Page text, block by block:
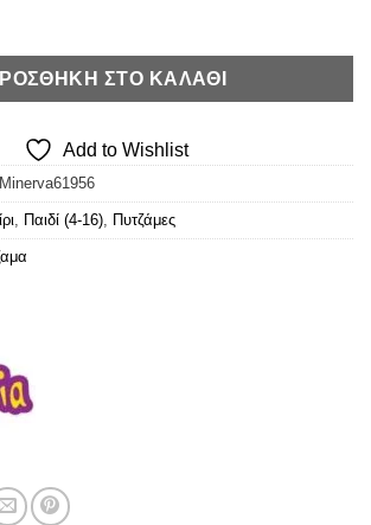
Break the Rules ποσότητα
ΣΤΟ ΚΑΛΆΘΙ
Add to Wishlist
Minerva61956
, Παιδί (4-16), Πυτζάμες